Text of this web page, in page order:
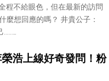
程不給眼色，但在最新的訪問
麼想回應的嗎？ 井貴公子：
浩上線好奇發問！粉